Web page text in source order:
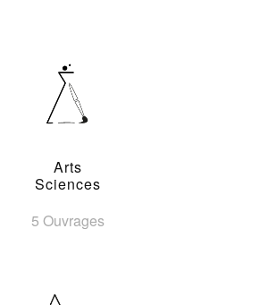
Arts
Sciences
5 Ouvrages